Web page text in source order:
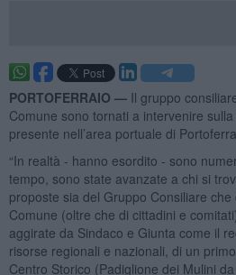
PORTOFERRAIO — Il gruppo
Comune sono tornati a intervenire
presente nell’area portuale di
“In realtà - hanno esordito - sono
tempo, sono state avanzate a chi si
proposte sia del Gruppo Consiliare
Comune (oltre che di cittadini e
aggirate da Sindaco e Giunta come il
risorse regionali e nazionali, di un
Centro Storico (Padiglione dei Mulini